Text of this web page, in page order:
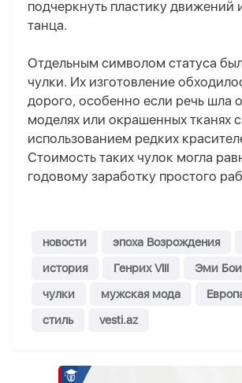
подчеркнуть пластику движений
танца.
Отдельным символом статуса
чулки. Их изготовление
дорого, особенно если речь шла
моделях или окрашенных тканях с
использованием редких
Стоимость таких чулок могла
годовому заработку простого
новости эпоха Возрождения
история
Генрих VIII
Эми
чулки
мужская мода
стиль
vesti.az